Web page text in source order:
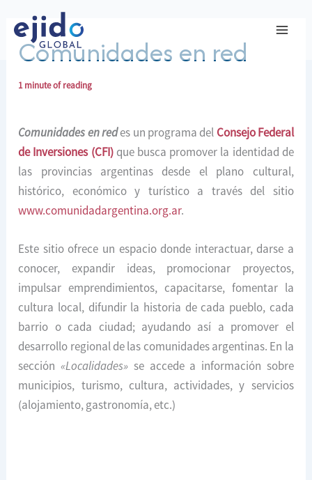
contenido
Comunidades en red
1 minute of reading
Comunidades en redes un programa del Consejo Federal
de Inversiones (CFI)que busca promover la identidad de
las provincias argentinas desde el plano cultural,
histórico, económico y turístico a través del sitio
www.comunidadargentina.org.ar.
Este sitio ofrece un espacio donde interactuar, darse a
conocer, expandir ideas, promocionar proyectos,
impulsar emprendimientos, capacitarse, fomentar la
cultura local, difundir la historia de cada pueblo, cada
barrio o cada ciudad; ayudando así a promover el
desarrollo regional de las comunidades argentinas. En la
sección «Localidades»se accede a información sobre
municipios, turismo, cultura, actividades, y servicios
(alojamiento, gastronomía, etc.)